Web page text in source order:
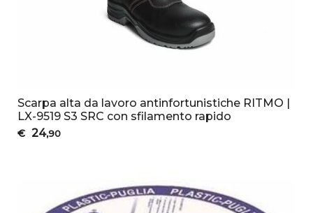
Scarpa alta da lavoro antinfortunistiche RITMO |
LX-9519 S3 SRC con sfilamento rapido
€ 24,90